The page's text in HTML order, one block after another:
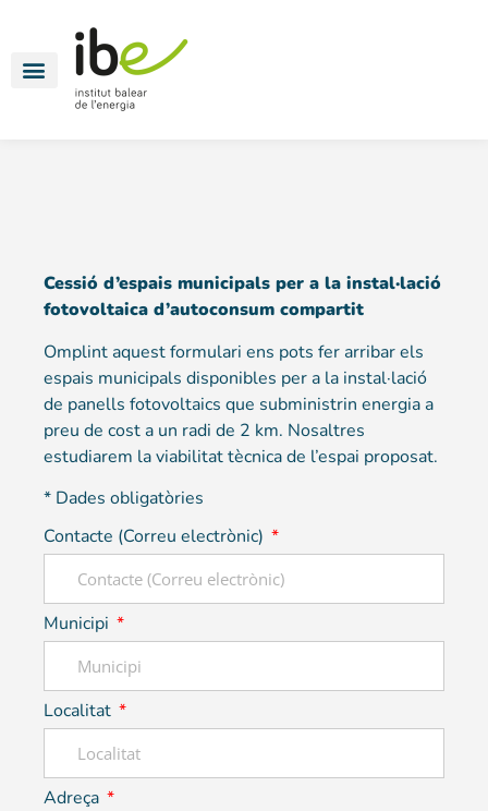
Cessió d’espais municipals per a la instal·lació
fotovoltaica d’autoconsum compartit
Omplint aquest formulari ens pots fer arribar els
espais municipals disponibles per a la instal·lació
de panells fotovoltaics que subministrin energia a
preu de cost a un radi de 2 km. Nosaltres
estudiarem la viabilitat tècnica de l’espai proposat.
* Dades obligatòries
Contacte (Correu electrònic)
Municipi
Localitat
Adreça